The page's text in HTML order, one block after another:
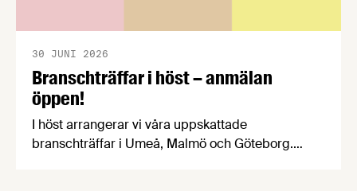
Branschträffar i höst – anmälan
öppen!
30 JUNI 2026
I höst arrangerar vi våra uppskattade
branschträffar i Umeå, Malmö och Göteborg.